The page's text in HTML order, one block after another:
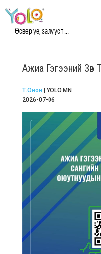
Өсвөр үе, залууст ...
Ажиа Гэгээний Зөв
Т.Онон | YOLO.MN
2026-07-06